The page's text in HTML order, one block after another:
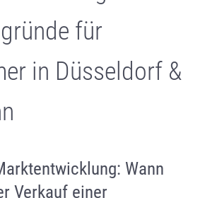
für
in Düsseldorf &
Wann
Verkauf einer